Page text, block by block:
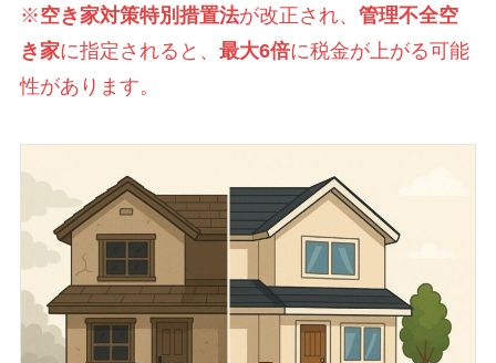
※空き家対策特別措置法が改正され、 管理不全空
き家に指定されると、 最大6倍に税金が上がる可能
性があります。